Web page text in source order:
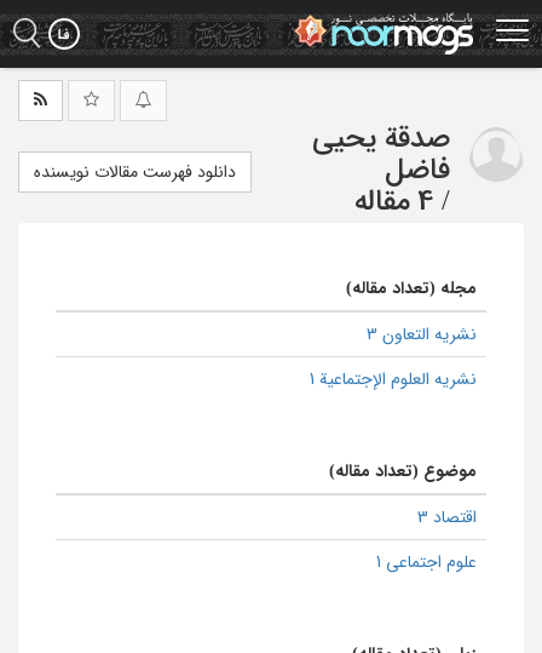
Skip
to
main
صدقة یحیی
فاضل
/ 4 مقاله
دانلود فهرست مقالات نویسنده
مجله (تعداد مقاله)
نشریه التعاون 3
نشریه العلوم الإجتماعیة 1
موضوع (تعداد مقاله)
اقتصاد 3
علوم اجتماعی 1